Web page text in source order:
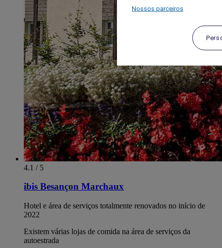
4.1 / 5
ibis Besançon Marchaux
Hotel e área de serviços totalmente renovados no início de
2022
Existem várias lojas de comida na área de serviços da
autoestrada
Nossos parceiros